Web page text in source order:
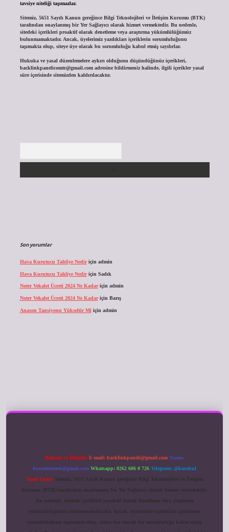
tavsiye niteliği taşımazlar.
Sitemiz, 5651 Sayılı Kanun gereğince Bilgi Teknolojileri ve İletişim Kurumu (BTK)
tarafından onaylanmış bir Yer Sağlayıcı olarak hizmet vermektedir. Bu nedenle,
sitedeki içerikleri proaktif olarak denetleme veya araştırma yükümlülüğümüz
bulunmamaktadır. Ancak, üyelerimiz yazdıkları içeriklerin sorumluluğunu
taşımakta olup, siteye üye olarak bu sorumluluğu kabul etmiş sayılırlar.
Hukuka ve yasal düzenlemelere aykırı olduğunu düşündüğünüz içerikleri,
backlinkpanelicomtr@gmail.comadresine bildirmeniz halinde, ilgili içerikler yasal
süre içerisinde sitemizden kaldırılacaktır.
Son yorumlar
Hava Kurutucu Tahliye Nediriçin admin
Hava Kurutucu Tahliye Nediriçin Sadık
Noter Vekalet Ücreti 2024 Ne Kadariçin admin
Noter Vekalet Ücreti 2024 Ne Kadariçin Barış
Anason Tansiyonu Yükseltir Mi için admin
Reklam ve İletişim: E-mail: backlinkpaneli@gmail.com Teams:
forumhizmeti@gmail.com Whatsapp: 0262 606 0 726 Telegram: @karabul
Yasal Uyarı: Sitemiz, 5651 Sayılı Kanun gereğince Bilgi Teknolojileri ve İletişim
Kurumu (BTK) tarafından onaylanmış bir Yer Sağlayıcı olarak hizmet vermektedir.
Bu nedenle, sitedeki içerikleri proaktif olarak denetleme veya araştırma
yükümlülüğümüz bulunmamaktadır. Ancak, üyelerimiz yazdıkları içeriklerin
sorumluluğunu taşımakta olup, siteye üye olarak bu sorumluluğu kabul etmiş